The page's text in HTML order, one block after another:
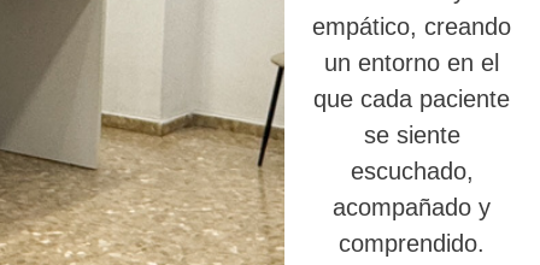
empático, creando
un entorno en el
que cada paciente
se siente
escuchado,
acompañado y
comprendido.